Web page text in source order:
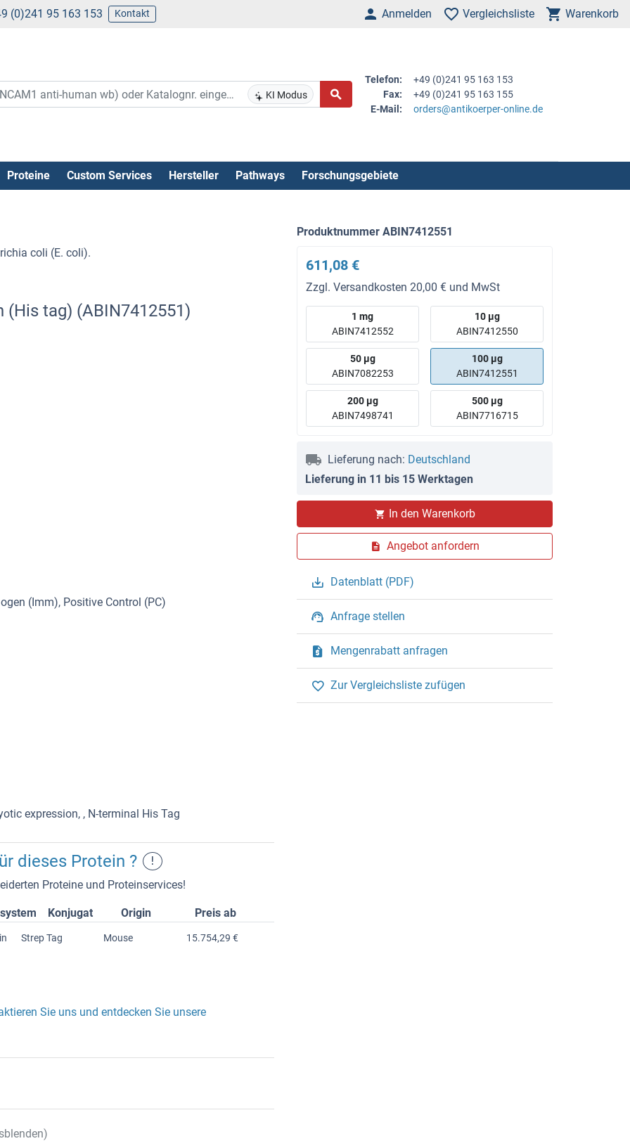
(0)241 95 163 153 Kontakt Anmelden Vergleichsliste Warenkorb
KI Modus
Telefon:
+49 (0)241 95 163 153
Fax:
+49 (0)241 95 163 155
E-Mail:
orders@antikoerper-online.de
Proteine Custom Services Hersteller Pathways Forschungsgebiete
coli (E. coli).
Produktnummer ABIN7412551
611,08 €
Zzgl. Versandkosten 20,00 € und MwSt
1 mg
ABIN7412552
10 μg
ABIN7412550
50 μg
ABIN7082253
100 μg
ABIN7412551
200 μg
ABIN7498741
500 μg
ABIN7716715
Lieferung nach: Deutschland
Lieferung in 11 bis 15 Werktagen
In den Warenkorb
Angebot anfordern
Datenblatt (PDF)
Anfrage stellen
Mengenrabatt anfragen
Zur Vergleichsliste zufügen
(His tag) (ABIN7412551)
(Imm), Positive Control (PC)
expression, , N-terminal His Tag
dieses Protein ?
!
Proteine und Proteinservices!
Konjugat Origin Preis ab
Strep Tag Mouse 15.754,29 €
Sie uns und entdecken Sie unsere